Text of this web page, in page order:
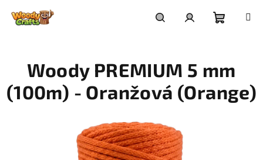
košík
Woody PREMIUM 5 mm
(100m) - Oranžová (Orange)